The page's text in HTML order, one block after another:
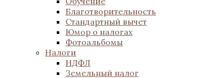
Благотворительность
Стандартный вычет
Юмор о налогах
Фотоальбомы
Налоги
НДФЛ
Земельный налог